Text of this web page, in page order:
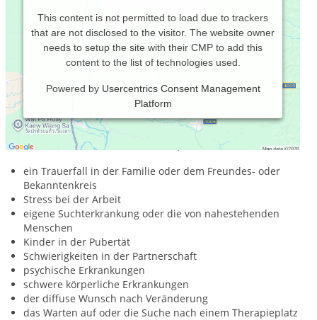
This content is not permitted to load due to trackers
that are not disclosed to the visitor. The website owner
needs to setup the site with their CMP to add this
content to the list of technologies used.
Powered by Usercentrics Consent Management
Platform
Ich biete Beratung und Begleitung in belastenden
Situationen. So vielfältig wie wir Menschen können daher
auch die Anlässe meiner Arbeit sein, z.B.
ein Trauerfall in der Familie oder dem Freundes- oder
Bekanntenkreis
Stress bei der Arbeit
eigene Suchterkrankung oder die von nahestehenden
Menschen
Kinder in der Pubertät
Schwierigkeiten in der Partnerschaft
psychische Erkrankungen
schwere körperliche Erkrankungen
der diffuse Wunsch nach Veränderung
das Warten auf oder die Suche nach einem Therapieplatz